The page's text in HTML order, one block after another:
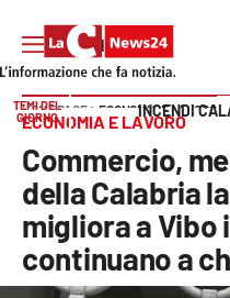
SEZIONI
Cronaca
Politica
Vai
TEMI DEL
GIORNO
INCENDI
HOME PAGE ECONOMIA E LAVORO
ECONOMIA E LAVORO
Commercio,
della Calabria
migliora a Vibo
continuano a